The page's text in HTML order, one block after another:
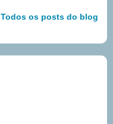
Todos os posts do blog